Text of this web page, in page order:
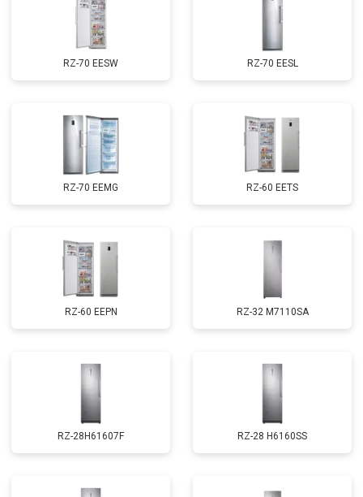
RZ-70 EESW RZ-70 EESL
RZ-70 EEMG RZ-60 EETS
RZ-60 EEPN RZ-32 M7110SA
RZ-28H61607F RZ-28 H6160SS